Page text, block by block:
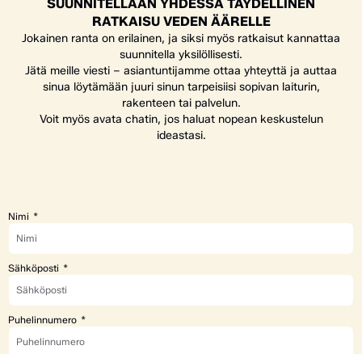
SUUNNITELLAAN YHDESSÄ TÄYDELLINEN
RATKAISU VEDEN ÄÄRELLE
Jokainen ranta on erilainen, ja siksi myös ratkaisut kannattaa
suunnitella yksilöllisesti.
Jätä meille viesti – asiantuntijamme ottaa yhteyttä ja auttaa
sinua löytämään juuri sinun tarpeisiisi sopivan laiturin,
rakenteen tai palvelun.
Voit myös avata chatin, jos haluat nopean keskustelun
ideastasi.
Nimi
Sähköposti
Puhelinnumero